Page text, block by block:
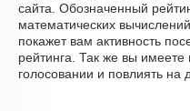
сайта. Обозначенный
математических
покажет вам активность
рейтинга. Так же вы имеете
голосовании и повлиять на